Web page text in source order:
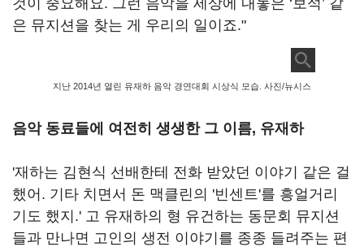
것이 중요해요. 그런 음악을 세상에 내놓은 ‘보석’ 같
은 뮤지션을 찾는 게 우리의 일이죠."
지난 2014년 열린 유재하 음악 경연대회 시상식 모습. 사진/뉴시스
음악 동료들에 여전히 생생한 그 이름, 유재하
'재하는 김현식 선배한테 전화 받았던 이야기 같은 걸
했어. 기타 치면서 돈 맥클린의 '빈센트'를 흥얼거리
기도 했지.' 고 유재하의 형 유건하는 동문회 뮤지션
들과 만나면 고인의 생전 이야기를 종종 들려주는 편